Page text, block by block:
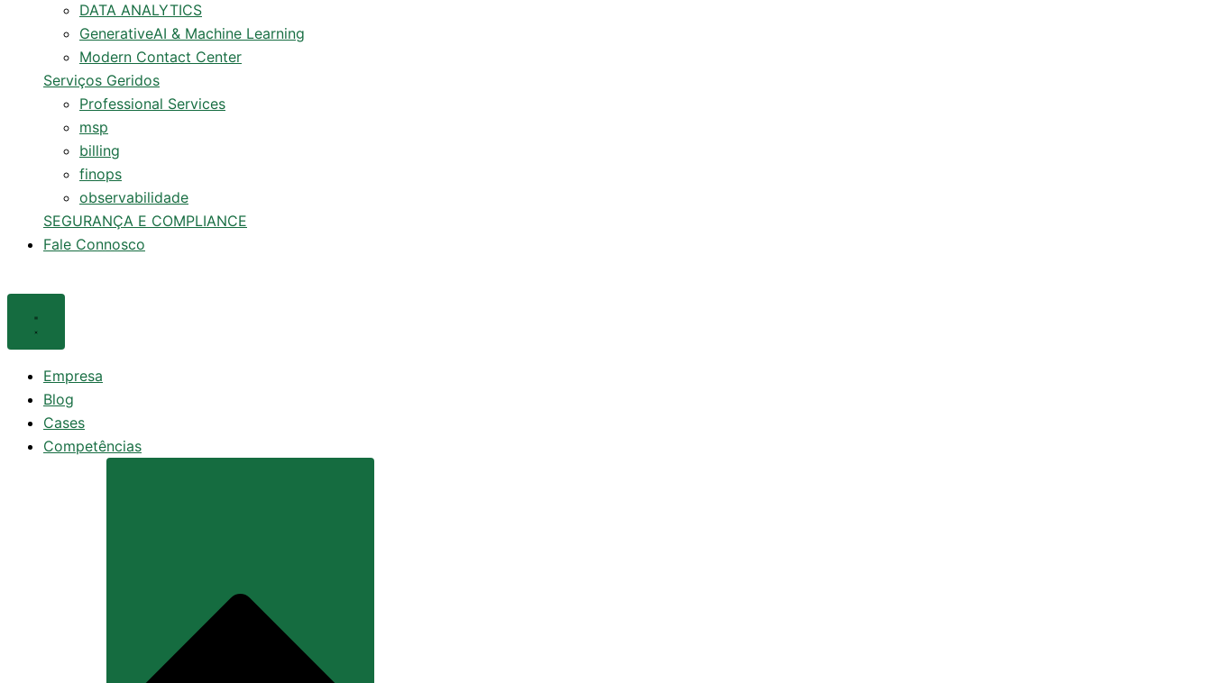
DATA ANALYTICS
GenerativeAI & Machine Learning
Modern Contact Center
Serviços Geridos
Professional Services
msp
billing
finops
observabilidade
SEGURANÇA E COMPLIANCE
Fale Connosco
Empresa
Blog
Cases
Competências